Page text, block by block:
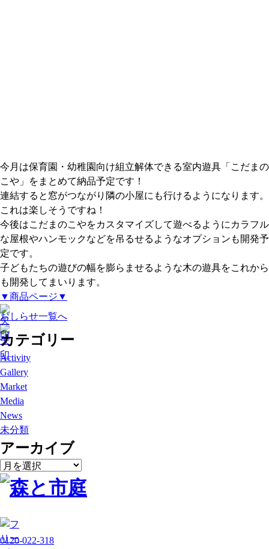
今月は保育園・幼稚園向け組立解体できる室内遊具「こだまの
こや」をまとめて納品予定です！
連結すると窓がつながり隣の小屋にも行けるようになります。
これは楽しそうですね！
今後はこだまのこやをカスタマイズして遊べるようにカラフル
な屋根やハンモックなどを吊るせるようなオプションも開発予
定です。
子どもたちの遊びの幅を膨らませるような木の遊具をこれから
も開発してまいります。
▼商品ページ▼
おしらせ一覧へ
カテゴリー
Activity
Gallery
Market
Media
News
未分類
アーカイブ
ア
ー
ブ
0120-022-318